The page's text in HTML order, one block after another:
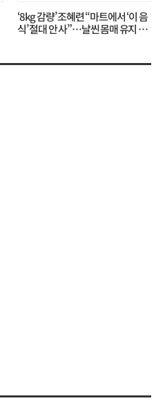
‘8kg 감량’ 조혜련 “마트에서 ‘이 음
식’ 절대 안 사”…날씬 몸매 유지 비